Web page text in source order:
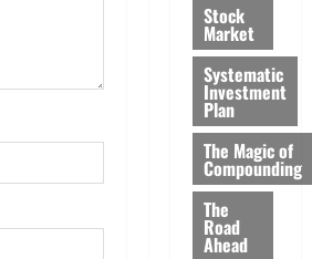
Stock
Market
Systematic
Investment
Plan
The Magic of
Compounding
The
Road
Ahead